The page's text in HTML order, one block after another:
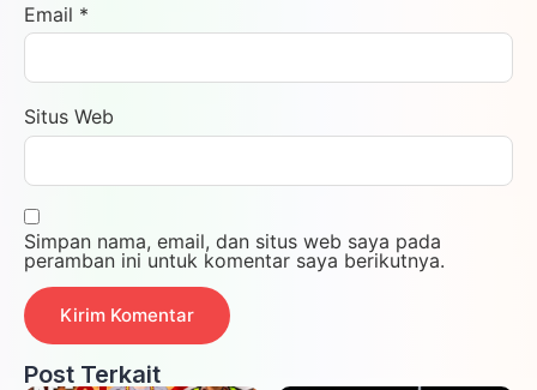
Email *
Situs Web
Simpan nama, email, dan situs web saya pada
peramban ini untuk komentar saya berikutnya.
Post Terkait